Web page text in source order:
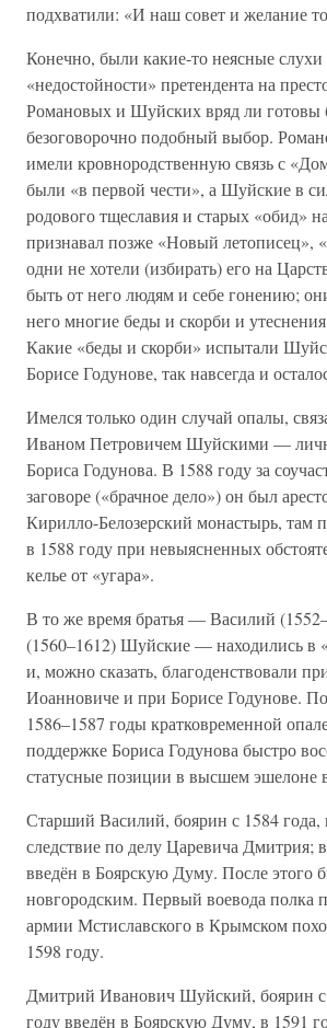
подхватили: «И наш совет и желание
Конечно, были какие-то неясные слухи
«недостойности» претендента на
Романовых и Шуйских вряд ли готовы
безоговорочно подобный выбор.
имели кровнородственную связь с
были «в первой чести», а Шуйские в
родового тщеславия и старых «обид»
признавал позже «Новый летописец»,
одни не хотели (избирать) его на
быть от него людям и себе гонению;
него многие беды и скорби и
Какие «беды и скорби» испытали
Борисе Годунове, так навсегда и
Имелся только один случай опалы,
Иваном Петровичем Шуйскими —
Бориса Годунова. В 1588 году за
заговоре («брачное дело») он был
Кирилло-Белозерский монастырь, там
в 1588 году при невыясненных
келье от «угара».
В то же время братья — Василий
(1560–1612) Шуйские — находились в
и, можно сказать, благоденствовали
Иоанновиче и при Борисе Годунове.
1586–1587 годы кратковременной
поддержке Бориса Годунова быстро
статусные позиции в высшем эшелоне
Старший Василий, боярин с 1584 года,
следствие по делу Царевича Дмитрия;
введён в Боярскую Думу. После этого
новгородским. Первый воевода полка
армии Мстиславского в Крымском
1598 году.
Дмитрий Иванович Шуйский, боярин с
году введён в Боярскую Думу, в 1591